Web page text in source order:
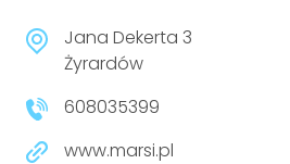
Jana Dekerta 3
Żyrardów
608035399
www.marsi.pl